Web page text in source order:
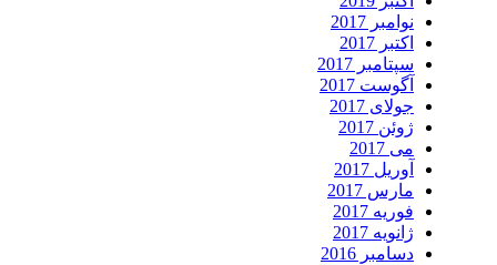
سپتامبر 2017
آگوست 2017
مارس 2017
دسامبر 2016